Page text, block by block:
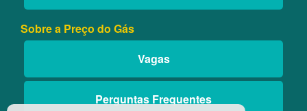
Sobre a Preço do Gás
Vagas
Perguntas Frequentes